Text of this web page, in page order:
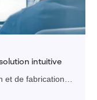
intuitive
et de fabrication